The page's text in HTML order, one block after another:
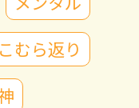
こむら返り